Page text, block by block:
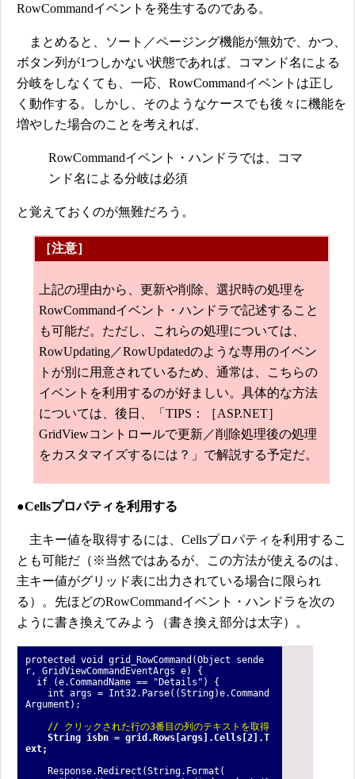
RowCommandイベントを発生するのである。
まとめると、ソート／ページング機能が無効で、かつ、
ボタン列が1つしかない状態であれば、コマンド名による
分岐をしなくても、一応、RowCommandイベントは正し
く動作する。しかし、そのようなケースでも後々に機能を
増やした場合のことを考えれば、
RowCommandイベント・ハンドラでは、コマ
ンド名による分岐は必須
と覚えておくのが無難だろう。
［注意］
上記の理由から、更新や削除、選択時の処理を
RowCommandイベント・ハンドラで記述すること
も可能だ。ただし、これらの処理については、
RowUpdating／RowUpdatedのような専用のイベン
トが別に用意されているため、通常は、こちらの
イベントを利用するのが好ましい。具体的な方法
については、後日、「TIPS：［ASP.NET］
GridViewコントロールで更新／削除処理後の処理
をカスタマイズするには？」で解説する予定だ。
●Cellsプロパティを利用する
主キー値を取得するには、Cellsプロパティを利用するこ
とも可能だ（※当然ではあるが、この方法が使えるのは、
主キー値がグリッド表に出力されている場合に限られ
る）。先ほどのRowCommandイベント・ハンドラを次の
ように書き換えてみよう（書き換え部分は太字）。
protected void grid_RowCommand(Object sende
r, GridViewCommandEventArgs e) {
if (e.CommandName == "Details") {
int args = Int32.Parse((String)e.Command
Argument);
// クリックされた行の3番目の列のテキストを取得
String isbn = grid.Rows[args].Cells[2].T
ext;
Response.Redirect(String.Format(